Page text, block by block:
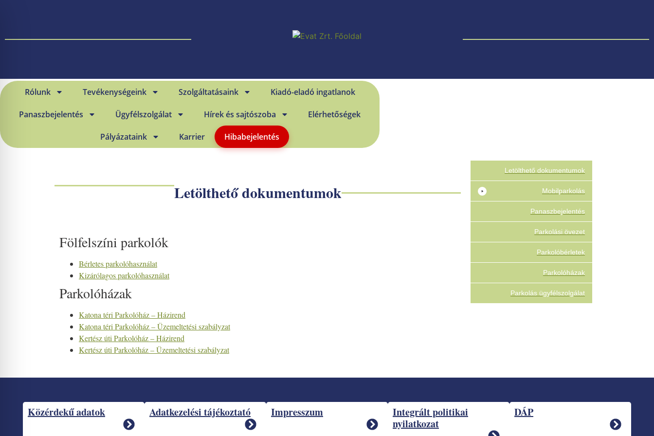
Rólunk Tevékenységeink Szolgáltatásaink Kiadó-eladó ingatlanok
Panaszbejelentés Ügyfélszolgálat Hírek és sajtószoba Elérhetőségek
Pályázataink Karrier Hibabejelentés
Letölthető dokumentumok
Fölfelszíni parkolók
Bérletes parkolóhasználat
Kizárólagos parkolóhasználat
Parkolóházak
Katona téri Parkolóház – Házirend
Katona téri Parkolóház – Üzemeltetési szabályzat
Kertész úti Parkolóház – Házirend
Kertész úti Parkolóház – Üzemeltetési szabályzat
Letölthető dokumentumok
Mobilparkolás
Panaszbejelentés
Parkolási övezet
Parkolóbérletek
Parkolóházak
Parkolás ügyfélszolgálat
Közérdekű adatok Adatkezelési tájékoztató Impresszum
Integrált politikai
nyilatkozat
DÁP